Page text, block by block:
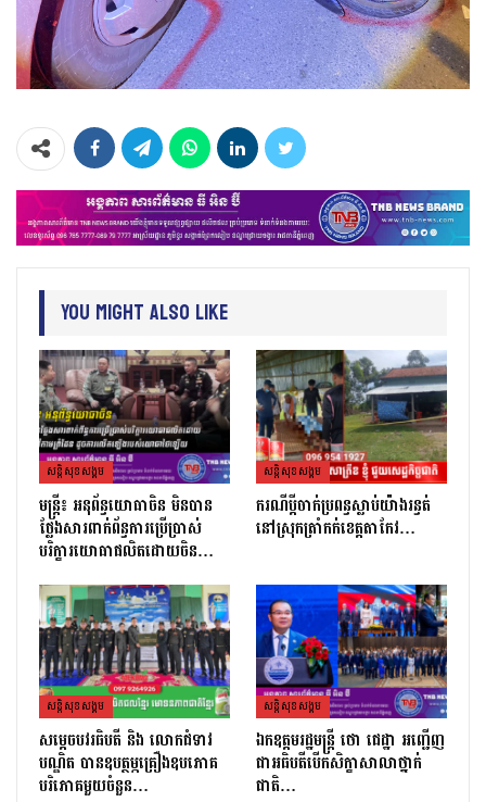
You Might Also Like
សន្តិសុខសង្គម
មន្ត្រី៖ អនុព័ន្ធយោធាចិន មិនបាន
ថ្លែងសារពាក់ព័ន្ធការប្រើប្រាស់
បរិក្ខារយោធាផលិតដោយចិន…
សន្តិសុខសង្គម
ករណីប្តីចាក់ប្រពន្ធស្លាប់យ៉ាងរន្ធត់
នៅស្រុកត្រាំកក់ខេត្តតាកែវ…
សន្តិសុខសង្គម
សម្តេចបវរធិបតី និង លោកជំទាវ
បណ្ឌិត បានឧបត្ថម្ភគ្រឿងឧបភោគ
បរិភោគមួយចំនួន…
សន្តិសុខសង្គម
ឯកឧត្តមរដ្ឋមន្ត្រី ថោ ជេដ្ឋា អញ្ជើញ
ជាអធិបតីបើកសិក្ខាសាលាថ្នាក់
ជាតិ…